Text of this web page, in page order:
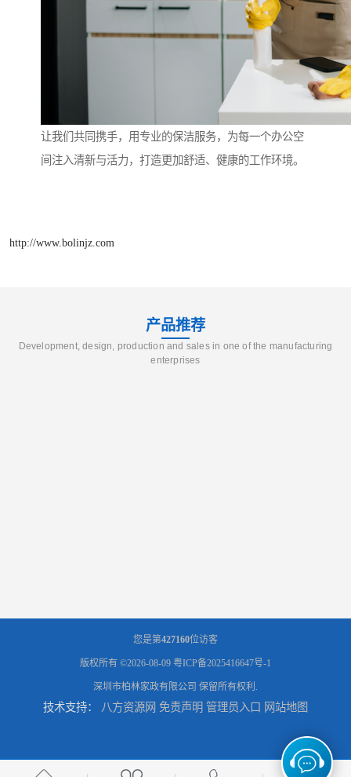
让我们共同携手，用专业的保洁服务，为每一个办公空
间注入清新与活力，打造更加舒适、健康的工作环境。
http://www.bolinjz.com
产品推荐
Development, design, production and sales in one of the manufacturing
enterprises
您是第427160位访客
版权所有 ©2026-08-09 粤ICP备2025416647号-1
深圳市柏林家政有限公司 保留所有权利.
技术支持： 八方资源网 免责声明 管理员入口 网站地图